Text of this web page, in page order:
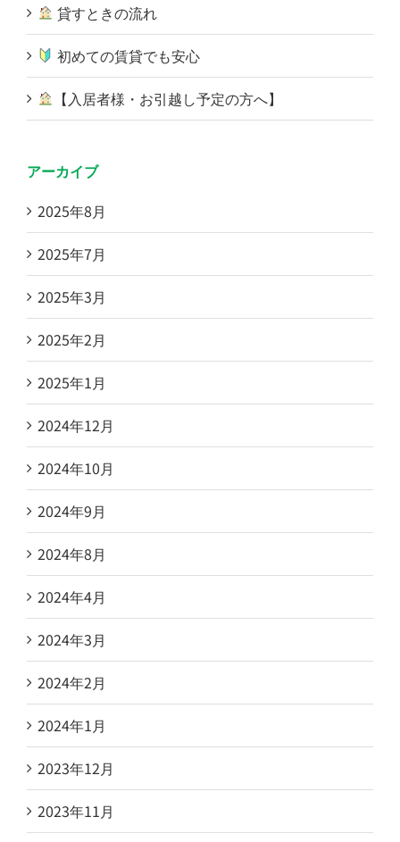
貸すときの流れ
初めての賃貸でも安心
【入居者様・お引越し予定の方へ】
アーカイブ
2025年8月
2025年7月
2025年3月
2025年2月
2025年1月
2024年12月
2024年10月
2024年9月
2024年8月
2024年4月
2024年3月
2024年2月
2024年1月
2023年12月
2023年11月